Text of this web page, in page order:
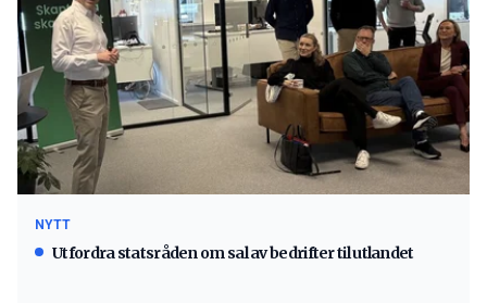
NYTT
Utfordra statsråden om sal av bedrifter til utlandet